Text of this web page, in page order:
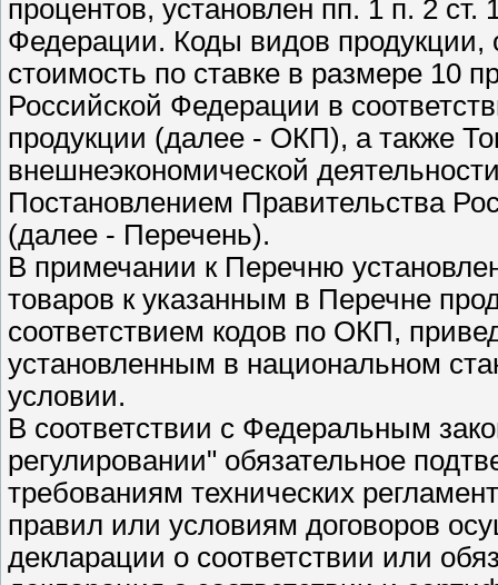
процентов, установлен пп. 1 п. 2 ст.
Федерации. Коды видов продукции,
стоимость по ставке в размере 10
Российской Федерации в
продукции (далее - ОКП), а также
внешнеэкономической
Постановлением Правительства
(далее - Перечень).
В примечании к Перечню
товаров к указанным в Перечне
соответствием кодов по ОКП,
установленным в национальном
условии.
В соответствии с Федеральным
регулировании" обязательное
требованиям технических
правил или условиям договоров
декларации о соответствии или